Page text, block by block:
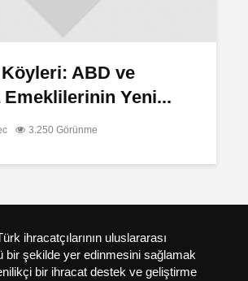
ABD ve
Emeklilerinin Yeni...
3.250 Görünme
ihracatçılarının uluslararası
bir şekilde yer edinmesini sağlamak
bir ihracat destek ve geliştirme